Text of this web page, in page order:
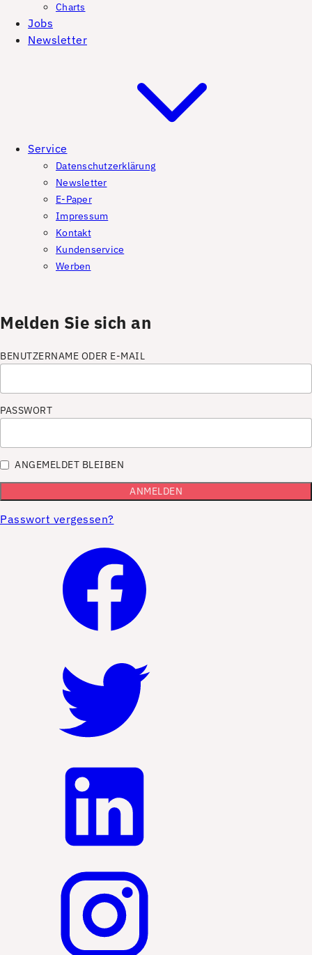
Charts
Jobs
Newsletter
Service
Datenschutzerklärung
Newsletter
E-Paper
Impressum
Kontakt
Kundenservice
Werben
Melden Sie sich an
BENUTZERNAME ODER E-MAIL
PASSWORT
ANGEMELDET BLEIBEN
Passwort vergessen?